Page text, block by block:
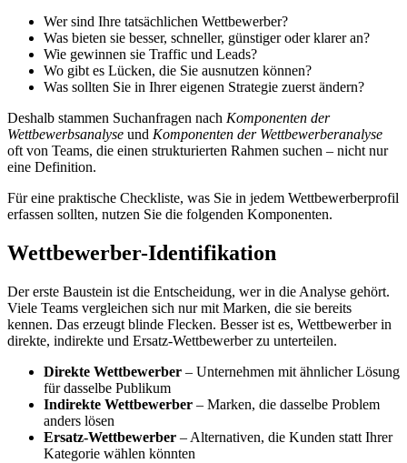
Wer sind Ihre tatsächlichen Wettbewerber?
Was bieten sie besser, schneller, günstiger oder klarer an?
Wie gewinnen sie Traffic und Leads?
Wo gibt es Lücken, die Sie ausnutzen können?
Was sollten Sie in Ihrer eigenen Strategie zuerst ändern?
Deshalb stammen Suchanfragen nach Komponenten der
Wettbewerbsanalyse und Komponenten der Wettbewerberanalyse
oft von Teams, die einen strukturierten Rahmen suchen – nicht nur
eine Definition.
Für eine praktische Checkliste, was Sie in jedem Wettbewerberprofil
erfassen sollten, nutzen Sie die folgenden Komponenten.
Wettbewerber-Identifikation
Der erste Baustein ist die Entscheidung, wer in die Analyse gehört.
Viele Teams vergleichen sich nur mit Marken, die sie bereits
kennen. Das erzeugt blinde Flecken. Besser ist es, Wettbewerber in
direkte, indirekte und Ersatz-Wettbewerber zu unterteilen.
Direkte Wettbewerber – Unternehmen mit ähnlicher Lösung
für dasselbe Publikum
Indirekte Wettbewerber – Marken, die dasselbe Problem
anders lösen
Ersatz-Wettbewerber – Alternativen, die Kunden statt Ihrer
Kategorie wählen könnten